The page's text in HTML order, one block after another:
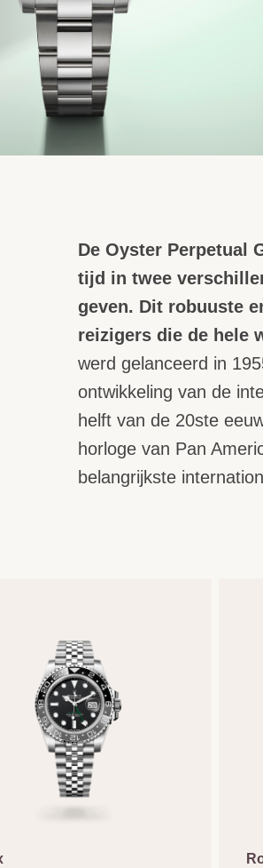
De Oyster Perpetual
tijd in twee
geven. Dit robuuste
reizigers die de hele
werd gelanceerd in
ontwikkeling van de
helft van de 20ste
horloge van Pan
belangrijkste